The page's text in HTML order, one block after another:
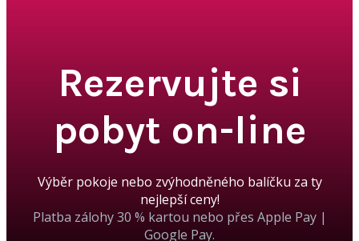
Rezervujte si
pobyt on-line
Výběr pokoje nebo zvýhodněného balíčku za ty
nejlepší ceny!
Platba zálohy 30 % kartou nebo přes Apple Pay |
Google Pay.